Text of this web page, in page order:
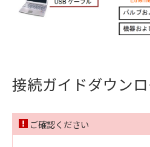
接続ガイドダウン
ご確認ください